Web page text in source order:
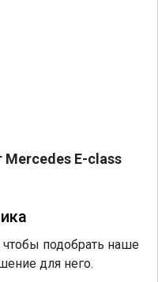
Mercedes E-class
подобрать наше
для него.